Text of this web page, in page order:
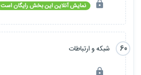
نمایش آنلاین این بخش رایگان است
60 شبکه و ارتباطات